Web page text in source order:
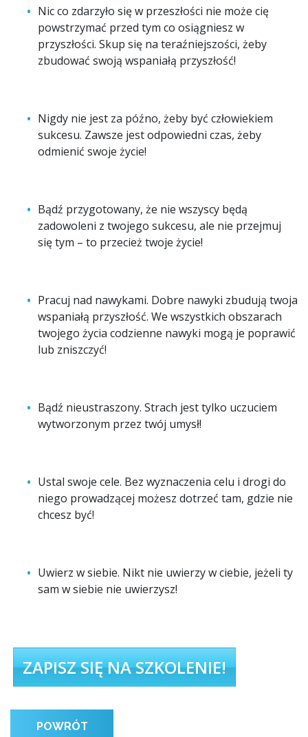
Nic co zdarzyło się w przeszłości nie może cię
powstrzymać przed tym co osiągniesz w
przyszłości. Skup się na teraźniejszości, żeby
zbudować swoją wspaniałą przyszłość!
Nigdy nie jest za późno, żeby być człowiekiem
sukcesu. Zawsze jest odpowiedni czas, żeby
odmienić swoje życie!
Bądź przygotowany, że nie wszyscy będą
zadowoleni z twojego sukcesu, ale nie przejmuj
się tym – to przecież twoje życie!
Pracuj nad nawykami. Dobre nawyki zbudują twoja
wspaniałą przyszłość. We wszystkich obszarach
twojego życia codzienne nawyki mogą je poprawić
lub zniszczyć!
Bądź nieustraszony. Strach jest tylko uczuciem
wytworzonym przez twój umysł!
Ustal swoje cele. Bez wyznaczenia celu i drogi do
niego prowadzącej możesz dotrzeć tam, gdzie nie
chcesz być!
Uwierz w siebie. Nikt nie uwierzy w ciebie, jeżeli ty
sam w siebie nie uwierzysz!
ZAPISZ SIĘ NA SZKOLENIE!
POWRÓT